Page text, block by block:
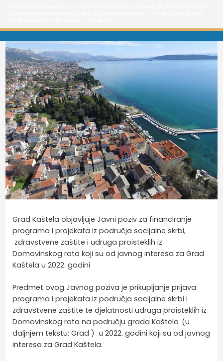
Grad Kaštela objavljuje Javni poziv za financiranje
programa i projekata iz područja socijalne skrbi,
zdravstvene zaštite i udruga proisteklih iz
Domovinskog rata koji su od javnog interesa za Grad
Kaštela u 2022. godini
Predmet ovog Javnog poziva je prikupljanje prijava
programa i projekata iz područja socijalne skrbi i
zdravstvene zaštite te djelatnosti udruga proisteklih iz
Domovinskog rata na području grada Kaštela (u
daljnjem tekstu: Grad ) u 2022. godini koji su od javnog
interesa za Grad Kaštela.